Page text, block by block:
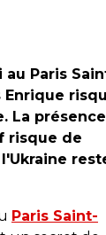
au Paris
Enrique
La
risque de
Paris Saint-